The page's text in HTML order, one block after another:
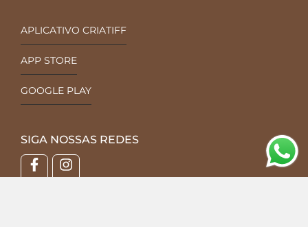
APLICATIVO CRIATIFF
APP STORE
GOOGLE PLAY
SIGA NOSSAS REDES